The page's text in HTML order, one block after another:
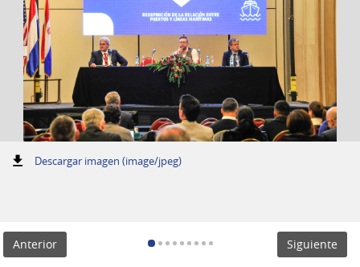
Descargar imagen (image/jpeg):
Anterior Siguiente